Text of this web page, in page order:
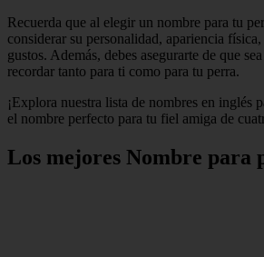
Recuerda que al elegir un nombre para tu
considerar su personalidad, apariencia
gustos. Además, debes asegurarte de que
recordar tanto para ti como para tu perra.
¡Explora nuestra lista de nombres en inglés
el nombre perfecto para tu fiel amiga de
Los mejores Nombre para